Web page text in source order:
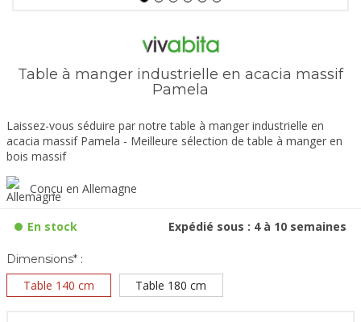
Table à manger industrielle en acacia massif
Pamela
Laissez-vous séduire par notre table à manger industrielle en
acacia massif Pamela - Meilleure sélection de table à manger en
bois massif
Conçu en Allemagne
En stock Expédié sous : 4 à 10 semaines
Dimensions* :
Table 140 cm Table 180 cm